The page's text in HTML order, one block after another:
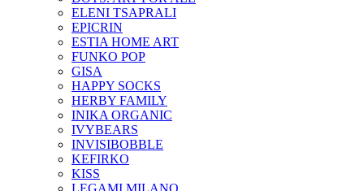
ELENI TSAPRALI
EPICRIN
ESTIA HOME ART
FUNKO POP
GISA
HAPPY SOCKS
HERBY FAMILY
INIKA ORGANIC
IVYBEARS
INVISIBOBBLE
KEFIRKO
KISS